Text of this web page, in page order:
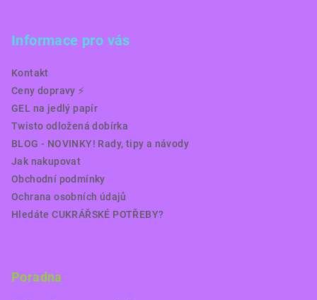
Informace pro vás
Kontakt
Ceny dopravy ⚡️
GEL na jedlý papír
Twisto odložená dobírka
BLOG - NOVINKY! Rady, tipy a návody
Jak nakupovat
Obchodní podmínky
Ochrana osobních údajů
Hledáte CUKRÁŘSKÉ POTŘEBY?
Poradna